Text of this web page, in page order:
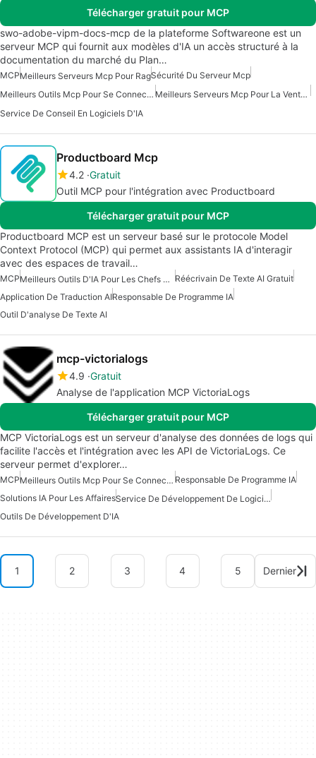
Télécharger gratuit pour MCP
swo-adobe-vipm-docs-mcp de la plateforme Softwareone est un
serveur MCP qui fournit aux modèles d'IA un accès structuré à la
documentation du marché du Plan…
MCPMeilleurs Serveurs Mcp Pour RagSécurité Du Serveur Mcp
Meilleurs Outils Mcp Pour Se Connecter Aux Données
Meilleurs Serveurs Mcp Pour La Vente Et Le Marketing D'affaires
Service De Conseil En Logiciels D'IA
Productboard Mcp
4.2 Gratuit
Outil MCP pour l'intégration avec Productboard
Télécharger gratuit pour MCP
Productboard MCP est un serveur basé sur le protocole Model
Context Protocol (MCP) qui permet aux assistants IA d'interagir
avec des espaces de travail…
MCP Meilleurs Outils D'IA Pour Les Chefs De Produit Réécrivain De Texte AI Gratuit
Application De Traduction AIResponsable De Programme IA
Outil D'analyse De Texte AI
mcp-victorialogs
4.9 Gratuit
Analyse de l'application MCP VictoriaLogs
Télécharger gratuit pour MCP
MCP VictoriaLogs est un serveur d'analyse des données de logs qui
facilite l'accès et l'intégration avec les API de VictoriaLogs. Ce
serveur permet d'explorer…
MCP Meilleurs Outils Mcp Pour Se Connecter Aux Données Responsable De Programme IA
Solutions IA Pour Les Affaires
Service De Développement De Logiciels D'IA
Outils De Développement D'IA
1 2 3 4 5 Dernier